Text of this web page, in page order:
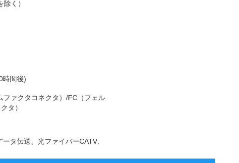
く）
時間後)
ファクタコネクタ）/FC（フェル
タ）
タ伝送、光ファイバーCATV、